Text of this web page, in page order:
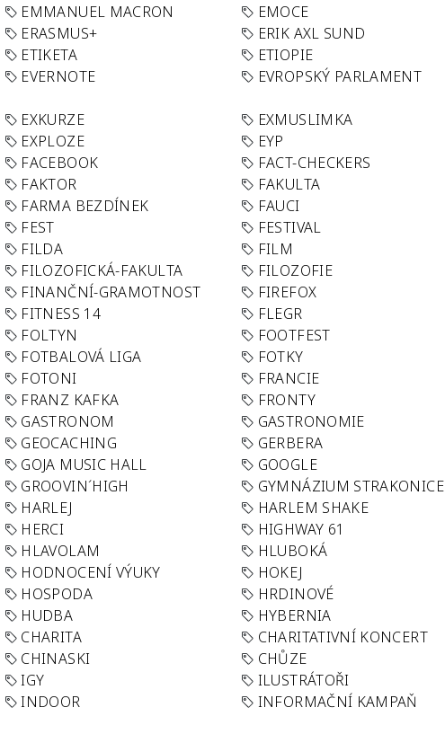
EMMANUEL MACRON EMOCE
ERASMUS+ ERIK AXL SUND
ETIKETA ETIOPIE
EVERNOTE EVROPSKÝ PARLAMENT
EXKURZE EXMUSLIMKA
EXPLOZE EYP
FACEBOOK FACT-CHECKERS
FAKTOR FAKULTA
FARMA BEZDÍNEK FAUCI
FEST FESTIVAL
FILDA FILM
FILOZOFICKÁ-FAKULTA FILOZOFIE
FINANČNÍ-GRAMOTNOST FIREFOX
FITNESS 14 FLEGR
FOLTYN FOOTFEST
FOTBALOVÁ LIGA FOTKY
FOTONI FRANCIE
FRANZ KAFKA FRONTY
GASTRONOM GASTRONOMIE
GEOCACHING GERBERA
GOJA MUSIC HALL GOOGLE
GROOVIN´HIGH GYMNÁZIUM STRAKONICE
HARLEJ HARLEM SHAKE
HERCI HIGHWAY 61
HLAVOLAM HLUBOKÁ
HODNOCENÍ VÝUKY HOKEJ
HOSPODA HRDINOVÉ
HUDBA HYBERNIA
CHARITA CHARITATIVNÍ KONCERT
CHINASKI CHŮZE
IGY ILUSTRÁTOŘI
INDOOR INFORMAČNÍ KAMPAŇ